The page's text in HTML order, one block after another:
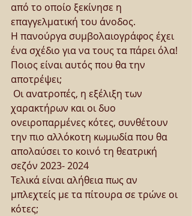
από το οποίο ξεκίνησε η
επαγγελματική του άνοδος.
Η πανούργα συμβολαιογράφος έχει
ένα σχέδιο για να τους τα πάρει όλα!
Ποιος είναι αυτός που θα την
αποτρέψει;
χαρακτήρων και οι δυο
ονειροπαρμένες κότες, συνθέτουν
την πιο αλλόκοτη κωμωδία που θα
απολαύσει το κοινό τη θεατρική
σεζόν 2023- 2024
Τελικά είναι αλήθεια πως αν
μπλεχτείς με τα πίτουρα σε τρώνε οι
κότες;